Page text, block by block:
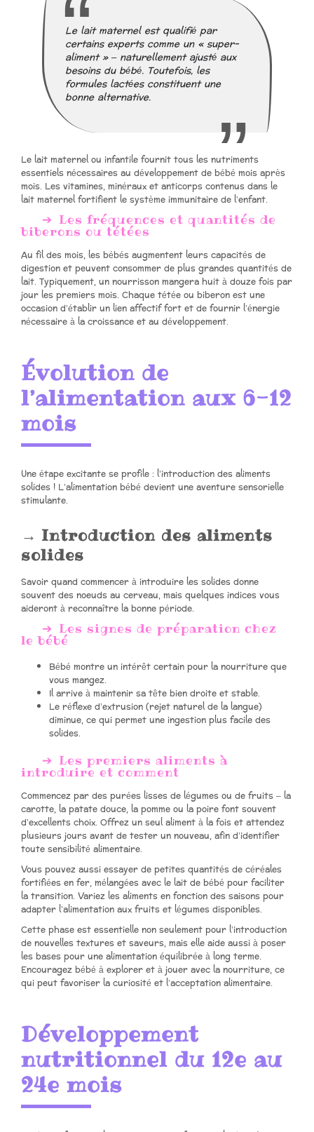
Le lait maternel est qualifié par
certains experts comme un « super-
aliment » – naturellement ajusté aux
besoins du bébé. Toutefois, les
formules lactées constituent une
bonne alternative.
Le lait maternel ou infantile fournit tous les nutriments
essentiels nécessaires au développement de bébé mois après
mois. Les vitamines, minéraux et anticorps contenus dans le
lait maternel fortifient le système immunitaire de l’enfant.
Les fréquences et quantités de
biberons ou tétées
Au fil des mois, les bébés augmentent leurs capacités de
digestion et peuvent consommer de plus grandes quantités de
lait. Typiquement, un nourrisson mangera huit à douze fois par
jour les premiers mois. Chaque tétée ou biberon est une
occasion d’établir un lien affectif fort et de fournir l’énergie
nécessaire à la croissance et au développement.
Évolution de
l’alimentation aux 6-12
mois
Une étape excitante se profile : l’introduction des aliments
solides ! L’alimentation bébé devient une aventure sensorielle
stimulante.
Introduction des aliments
solides
Savoir quand commencer à introduire les solides donne
souvent des noeuds au cerveau, mais quelques indices vous
aideront à reconnaître la bonne période.
Les signes de préparation chez
le bébé
Bébé montre un intérêt certain pour la nourriture que
vous mangez.
Il arrive à maintenir sa tête bien droite et stable.
Le réflexe d’extrusion (rejet naturel de la langue)
diminue, ce qui permet une ingestion plus facile des
solides.
Les premiers aliments à
introduire et comment
Commencez par des purées lisses de légumes ou de fruits – la
carotte, la patate douce, la pomme ou la poire font souvent
d’excellents choix. Offrez un seul aliment à la fois et attendez
plusieurs jours avant de tester un nouveau, afin d’identifier
toute sensibilité alimentaire.
Vous pouvez aussi essayer de petites quantités de céréales
fortifiées en fer, mélangées avec le lait de bébé pour faciliter
la transition. Variez les aliments en fonction des saisons pour
adapter l’alimentation aux fruits et légumes disponibles.
Cette phase est essentielle non seulement pour l’introduction
de nouvelles textures et saveurs, mais elle aide aussi à poser
les bases pour une alimentation équilibrée à long terme.
Encouragez bébé à explorer et à jouer avec la nourriture, ce
qui peut favoriser la curiosité et l’acceptation alimentaire.
Développement
nutritionnel du 12e au
24e mois